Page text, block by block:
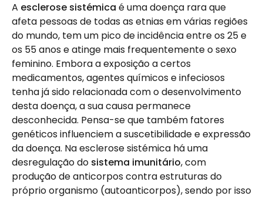
A esclerose sistémica é uma doença rara que
afeta pessoas de todas as etnias em várias regiões
do mundo, tem um pico de incidência entre os 25 e
os 55 anos e atinge mais frequentemente o sexo
feminino. Embora a exposição a certos
medicamentos, agentes químicos e infeciosos
tenha já sido relacionada com o desenvolvimento
desta doença, a sua causa permanece
desconhecida. Pensa-se que também fatores
genéticos influenciem a suscetibilidade e expressão
da doença. Na esclerose sistémica há uma
desregulação do sistema imunitário, com
produção de anticorpos contra estruturas do
próprio organismo (autoanticorpos), sendo por isso